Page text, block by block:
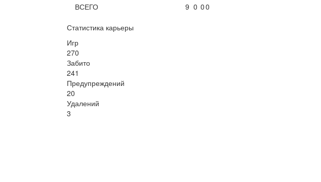
ВСЕГО
9 0 00
Статистика карьеры
Игр
270
Забито
241
Предупреждений
20
Удалений
3